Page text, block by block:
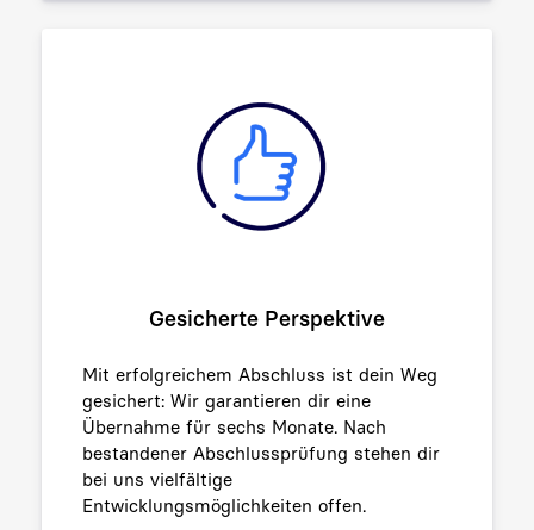
Gesicherte Perspektive
Mit erfolgreichem Abschluss ist dein Weg
gesichert: Wir garantieren dir eine
Übernahme für sechs Monate. Nach
bestandener Abschlussprüfung stehen dir
bei uns vielfältige
Entwicklungsmöglichkeiten offen.